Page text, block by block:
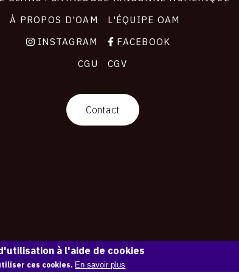
À PROPOS D'OAM
L'ÉQUIPE OAM
INSTAGRAM
FACEBOOK
CGU
CGV
Contact
à l'aide de cookies
ces cookies. En savoir plus